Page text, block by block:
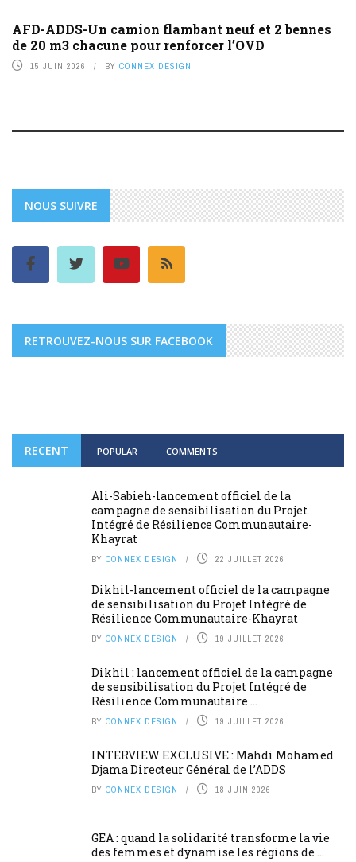
AFD-ADDS-Un camion flambant neuf et 2 bennes
de 20 m3 chacune pour renforcer l’OVD
15 JUIN 2026 BY CONNEX DESIGN
NOUS SUIVRE
RETROUVEZ-NOUS SUR FACEBOOK
RECENT POPULAR COMMENTS
Ali-Sabieh-lancement officiel de la
campagne de sensibilisation du Projet
Intégré de Résilience Communautaire-
Khayrat
BY CONNEX DESIGN 22 JUILLET 2026
Dikhil-lancement officiel de la campagne
de sensibilisation du Projet Intégré de
Résilience Communautaire-Khayrat
BY CONNEX DESIGN 19 JUILLET 2026
Dikhil : lancement officiel de la campagne
de sensibilisation du Projet Intégré de
Résilience Communautaire ...
BY CONNEX DESIGN 19 JUILLET 2026
INTERVIEW EXCLUSIVE : Mahdi Mohamed
Djama Directeur Général de l’ADDS
BY CONNEX DESIGN 18 JUIN 2026
GEA : quand la solidarité transforme la vie
des femmes et dynamise les régions de ...